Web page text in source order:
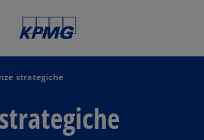
strategiche